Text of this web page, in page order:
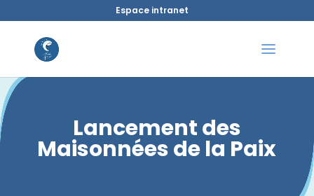
Espace intranet
Lancement des
Maisonnées de la Paix